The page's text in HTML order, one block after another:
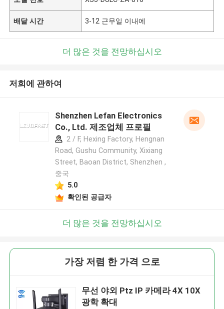
배달 시간 3-12 근무일 이내에
더 많은 것을 전망하십시오
저희에 관하여
Shenzhen Lefan Electronics
Co., Ltd. 제조업체 프로필
2 / F, Hexing Factory, Hengnan
Road, Gushu Community, Xixiang
Street, Baoan District, Shenzhen ,
중국
5.0
확인된 공급자
더 많은 것을 전망하십시오
가장 저렴 한 가격 으로
무선 야외 Ptz IP 카메라 4X 10X
광학 확대